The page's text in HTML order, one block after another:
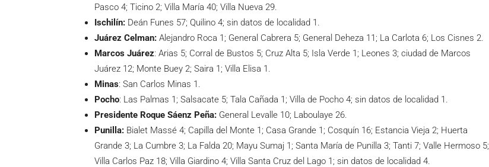
Pasco 4; Ticino 2; Villa María 40; Villa Nueva 29.
Ischilín: Deán Funes 57; Quilino 4; sin datos de localidad 1.
Juárez Celman: Alejandro Roca 1; General Cabrera 5; General Deheza 11; La Carlota 6; Los Cisnes 2.
Marcos Juárez: Arias 5; Corral de Bustos 5; Cruz Alta 5; Isla Verde 1; Leones 3; ciudad de Marcos
Juárez 12; Monte Buey 2; Saira 1; Villa Elisa 1.
Minas: San Carlos Minas 1.
Pocho: Las Palmas 1; Salsacate 5; Tala Cañada 1; Villa de Pocho 4; sin datos de localidad 1.
Presidente Roque Sáenz Peña: General Levalle 10; Laboulaye 26.
Punilla: Bialet Massé 4; Capilla del Monte 1; Casa Grande 1; Cosquín 16; Estancia Vieja 2; Huerta
Grande 3; La Cumbre 3; La Falda 20; Mayu Sumaj 1; Santa María de Punilla 3; Tanti 7; Valle Hermoso 5;
Villa Carlos Paz 18; Villa Giardino 4; Villa Santa Cruz del Lago 1; sin datos de localidad 4.